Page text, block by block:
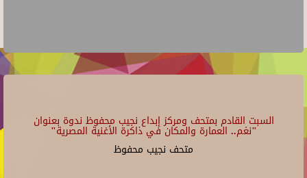
السبت القادم بمتحف ومركز إبداع نجيب محفوظ ندوة بعنوان
"نغم.. العمارة والمكان في ذاكرة الأغنية المصرية"
متحف نجيب محفوظ